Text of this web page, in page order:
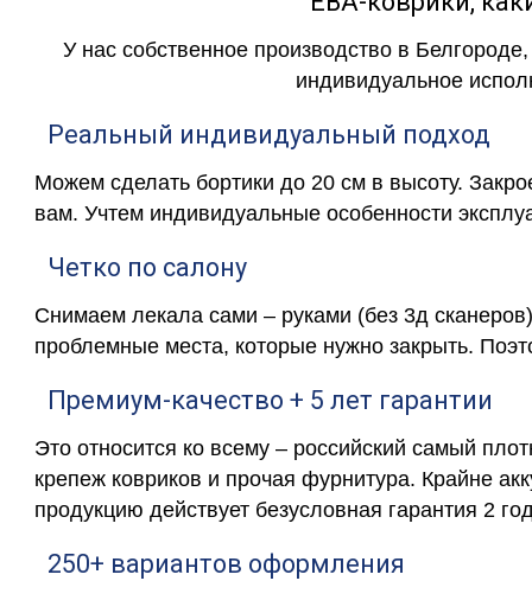
У нас собственное производство в
индивидуальное
Реальный индивидуальный подход
Можем сделать бортики до 20 см в высоту.
вам. Учтем индивидуальные особенности
Четко по салону
Снимаем лекала сами – руками (без 3д
проблемные места, которые нужно закрыть.
Премиум-качество + 5 лет гарантии
Это относится ко всему – российский самый
крепеж ковриков и прочая фурнитура. Крайне
продукцию действует безусловная гарантия 2
250+ вариантов оформления